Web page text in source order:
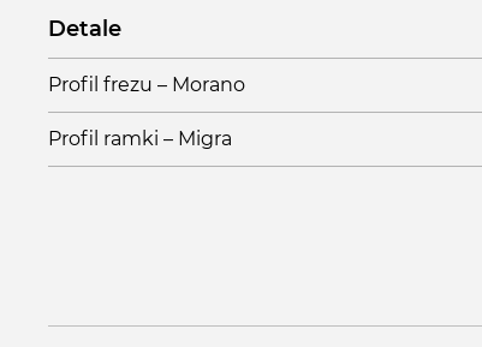
Detale
Profil frezu – Morano
Profil ramki – Migra